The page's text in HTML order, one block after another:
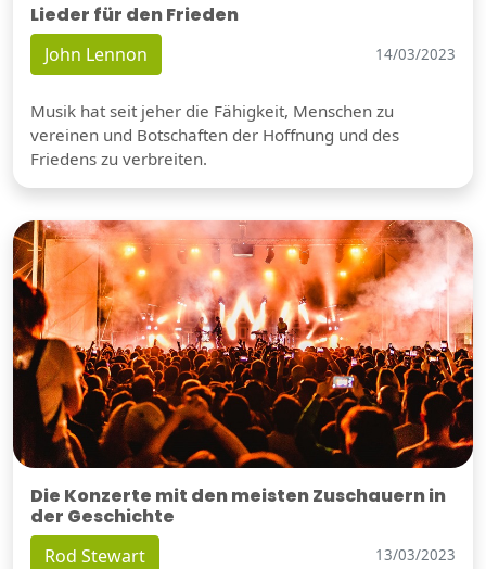
Lieder für den Frieden
John Lennon 14/03/2023
Musik hat seit jeher die Fähigkeit, Menschen zu
vereinen und Botschaften der Hoffnung und des
Friedens zu verbreiten.
Die Konzerte mit den meisten Zuschauern in
der Geschichte
Rod Stewart 13/03/2023